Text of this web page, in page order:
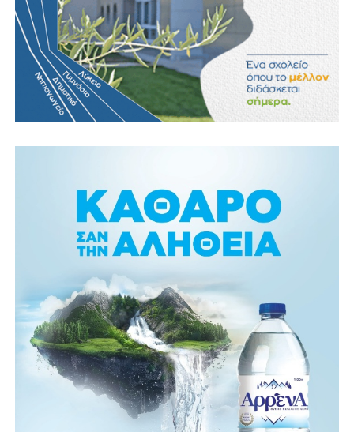
Στήνουμε δίκτυο guest για επισκέπτες, ώστε να
μένουν μακριά από το κύριο δίκτυο και τις
συσκευές μας.
Μετά την αλλαγή κωδικού θα χρειαστεί να
ξανασυνδέσουμε όλες τις δικές μας συσκευές, καθώς θα
έχουν αποσυνδεθεί με τα παλιά στοιχεία.
Το «κλεμμένο» Wi-Fi δεν είναι απλώς θέμα ταχύτητας —
είναι θέμα ασφάλειας, αφού ένας ξένος στο δίκτυό μας
βλέπει κίνηση που μας αφορά και ενδεχομένως μας
εμπλέκει σε δραστηριότητες που δεν κάναμε εμείς. Ένας
ισχυρός κωδικός, ένα ενημερωμένο router και ένα
ξεχωριστό δίκτυο για επισκέπτες, λύνουν τα περισσότερα
προβλήματα με ελάχιστο κόπο. Αξίζει να αφιερώσουμε
δέκα λεπτά σήμερα παρά να βρεθούμε εκτεθειμένοι αύριο.